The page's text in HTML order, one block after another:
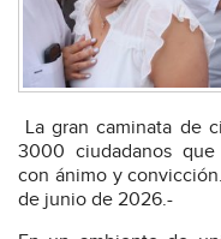
La gran caminata de
3000 ciudadanos que
con ánimo y
de junio de 2026.-